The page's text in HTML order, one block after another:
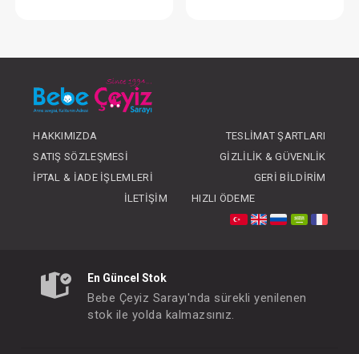
OLUNUZ
HAKKIMIZDA
TESLIMAT ŞARTLARI
SATIŞ SÖZLEŞMESI
GIZLILIK & GÜVENLIK
İPTAL & İADE İŞLEMLERI
GERI BILDIRIM
İLETIŞIM
HIZLI ÖDEME
En Güncel Stok
Bebe Çeyiz Sarayı'nda sürekli yenilenen
stok ile yolda kalmazsınız.